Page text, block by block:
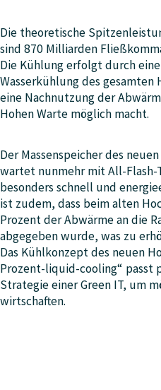
Die theoretische
sind 870 Milliarden
Die Kühlung erfolgt durch
Wasserkühlung des gesamten
eine Nachnutzung der
Hohen Warte möglich macht.
Der Massenspeicher des
wartet nunmehr mit All-Flash-
besonders schnell und
ist zudem, dass beim alten
Prozent der Abwärme an die
abgegeben wurde, was zu
Das Kühlkonzept des neuen
Prozent-liquid-cooling“ passt
Strategie einer Green IT, um
wirtschaften.